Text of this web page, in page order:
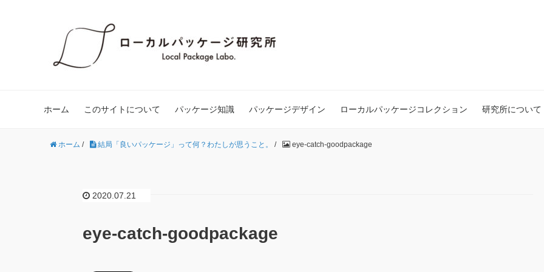
ホーム このサイトについて パッケージ知識 パッケージデザイン ローカルパッケージコレクション 研究所について
ホーム / 結局「良いパッケージ」って何？わたしが思うこと。 / eye-catch-goodpackage
2020.07.21
eye-catch-goodpackage